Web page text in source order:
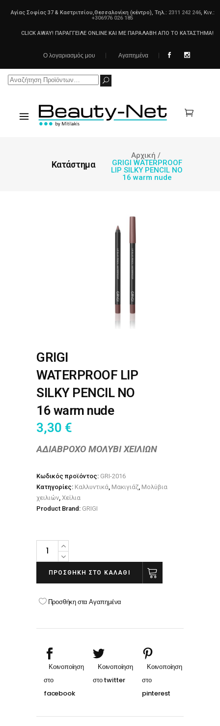
Αγίας Σοφίας 37 & Καστριτσίου,Θεσσαλονίκη (κέντρο), Τηλ.: 2311 242 246, Κιν.:
+306976 026 185
CLICK AWAY! ΠΑΡΑΓΓΕΙΛΕ ONLINE ΚΑΙ ΜΕ ΠΑΡΑΛΑΒΗ ΑΠΟ ΤΟ ΚΑΤΑΣΤΗΜΑ!
Ο λογαριασμός μου Αγαπημένα
Search
Κατάστημα
Αρχική /
GRIGI WATERPROOF
LIP SILKY PENCIL NO
16 warm nude
GRIGI
WATERPROOF LIP
SILKY PENCIL NO
16 warm nude
3,30 €
ΑΔΙΑΒΡΟΧΟ ΜΟΛΥΒΙ ΧΕΙΛΙΩΝ
Κωδικός προϊόντος: GRI-2016
Κατηγορίες: Καλλυντικά, Μακιγιάζ, Μολύβια
χειλιών, Χείλια
Product Brand: GRIGI
GRIGI
WATERPROOF
SILKY
PENCIL
nude
quantity
ΠΡΟΣΘΉΚΗ ΣΤΟ ΚΑΛΆΘΙ
Προσθήκη στα Αγαπημένα